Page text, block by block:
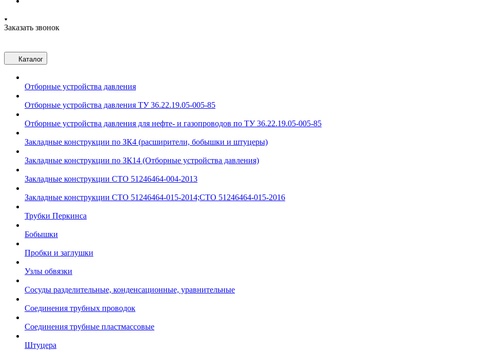
Заказать звонок
Каталог
Отборные устройства давления
Отборные устройства давления ТУ 36.22.19.05-005-85
Отборные устройства давления для нефте- и газопроводов по ТУ 36.22.19.05-005-85
Закладные конструкции по ЗК4 (расширители, бобышки и штуцеры)
Закладные конструкции по ЗК14 (Отборные устройства давления)
Закладные конструкции СТО 51246464-004-2013
Закладные конструкции СТО 51246464-015-2014;СТО 51246464-015-2016
Трубки Перкинса
Бобышки
Пробки и заглушки
Узлы обвязки
Сосуды разделительные, конденсационные, уравнительные
Соединения трубных проводок
Соединения трубные пластмассовые
Штуцера